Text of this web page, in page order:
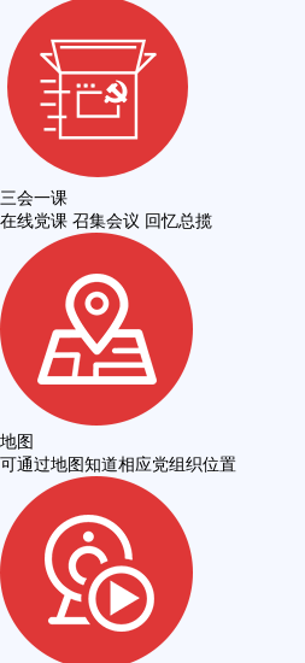
三会一课
在线党课 召集会议 回忆总揽
地图
可通过地图知道相应党组织位置